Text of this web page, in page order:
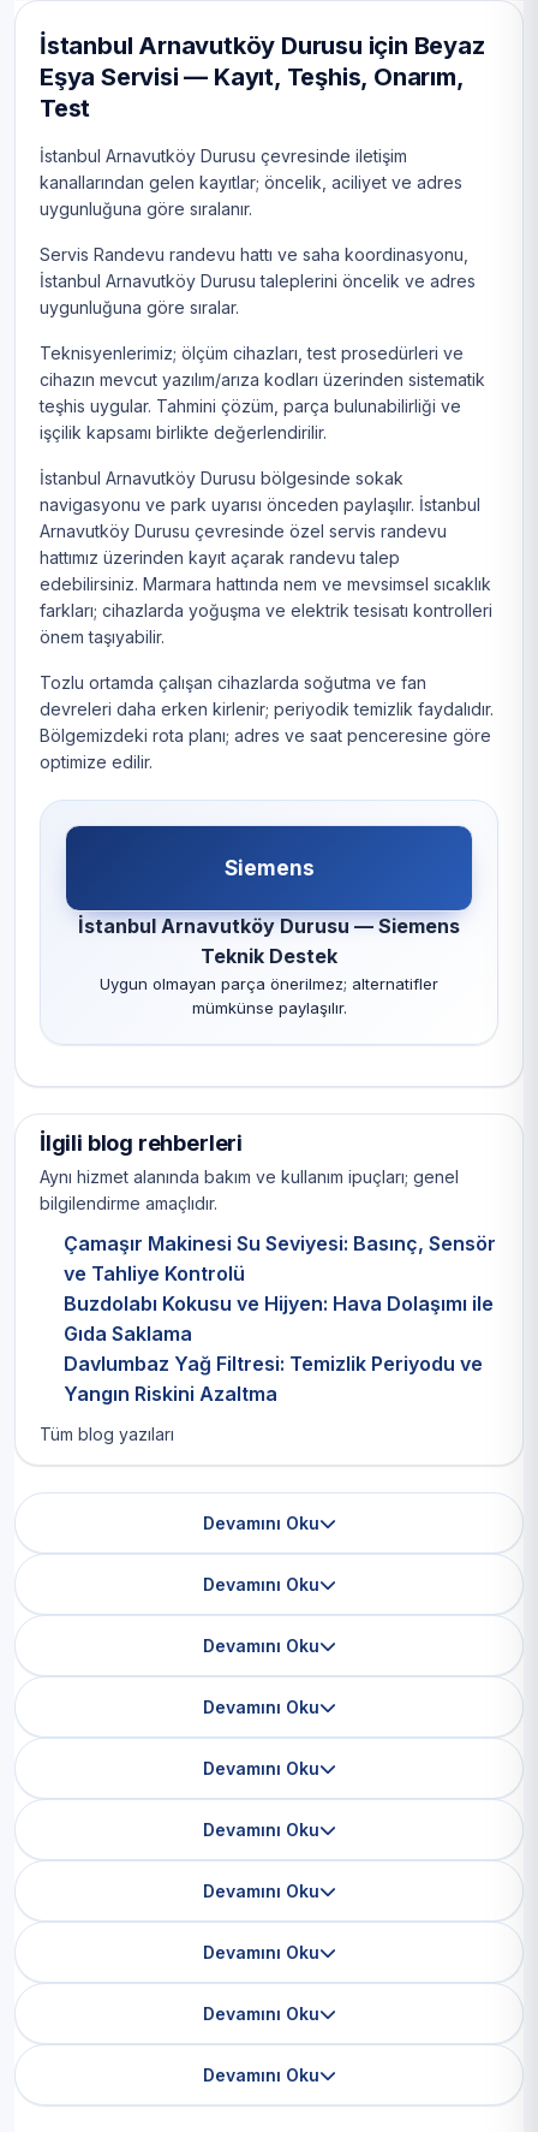
İstanbul Arnavutköy Durusu için Beyaz
Eşya Servisi — Kayıt, Teşhis, Onarım,
Test
İstanbul Arnavutköy Durusu çevresinde iletişim
kanallarından gelen kayıtlar; öncelik, aciliyet ve adres
uygunluğuna göre sıralanır.
Servis Randevu randevu hattı ve saha koordinasyonu,
İstanbul Arnavutköy Durusu taleplerini öncelik ve adres
uygunluğuna göre sıralar.
Teknisyenlerimiz; ölçüm cihazları, test prosedürleri ve
cihazın mevcut yazılım/arıza kodları üzerinden sistematik
teşhis uygular. Tahmini çözüm, parça bulunabilirliği ve
işçilik kapsamı birlikte değerlendirilir.
İstanbul Arnavutköy Durusu bölgesinde sokak
navigasyonu ve park uyarısı önceden paylaşılır. İstanbul
Arnavutköy Durusu çevresinde özel servis randevu
hattımız üzerinden kayıt açarak randevu talep
edebilirsiniz. Marmara hattında nem ve mevsimsel sıcaklık
farkları; cihazlarda yoğuşma ve elektrik tesisatı kontrolleri
önem taşıyabilir.
Tozlu ortamda çalışan cihazlarda soğutma ve fan
devreleri daha erken kirlenir; periyodik temizlik faydalıdır.
Bölgemizdeki rota planı; adres ve saat penceresine göre
optimize edilir.
Siemens
İstanbul Arnavutköy Durusu — Siemens
Teknik Destek
Uygun olmayan parça önerilmez; alternatifler
mümkünse paylaşılır.
İlgili blog rehberleri
Aynı hizmet alanında bakım ve kullanım ipuçları; genel
bilgilendirme amaçlıdır.
Çamaşır Makinesi Su Seviyesi: Basınç, Sensör
ve Tahliye Kontrolü
Buzdolabı Kokusu ve Hijyen: Hava Dolaşımı ile
Gıda Saklama
Davlumbaz Yağ Filtresi: Temizlik Periyodu ve
Yangın Riskini Azaltma
Tüm blog yazıları
Devamını Oku
Devamını Oku
Devamını Oku
Devamını Oku
Devamını Oku
Devamını Oku
Devamını Oku
Devamını Oku
Devamını Oku
Devamını Oku